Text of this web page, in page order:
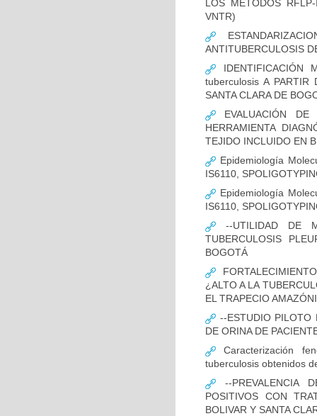
LOS MÉTODOS
VNTR)
ANTITUBERCULOSIS
IDENTIFICACIÓN
tuberculosis A PARTIR
SANTA CLARA DE
EVALUACIÓN DE
HERRAMIENTA
TEJIDO INCLUIDO EN
Epidemiología
IS6110,
Epidemiología
IS6110,
--UTILIDAD DE
TUBERCULOSIS
BOGOTÁ
¿ALTO A LA
EL TRAPECIO
--ESTUDIO PILOTO
DE ORINA DE
Caracterización
tuberculosis obtenidos
--PREVALENCIA
POSITIVOS CON
BOLIVAR Y SANTA